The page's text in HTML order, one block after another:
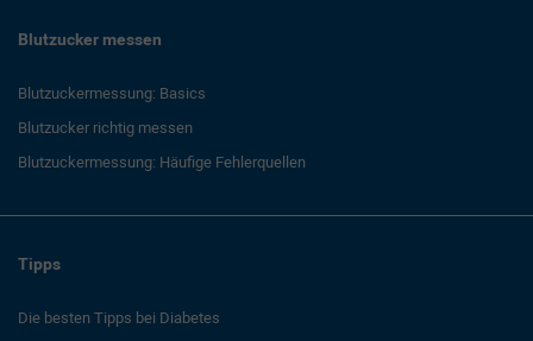
Blutzucker messen
Blutzuckermessung: Basics
Blutzucker richtig messen
Blutzuckermessung: Häufige Fehlerquellen
Tipps
Die besten Tipps bei Diabetes